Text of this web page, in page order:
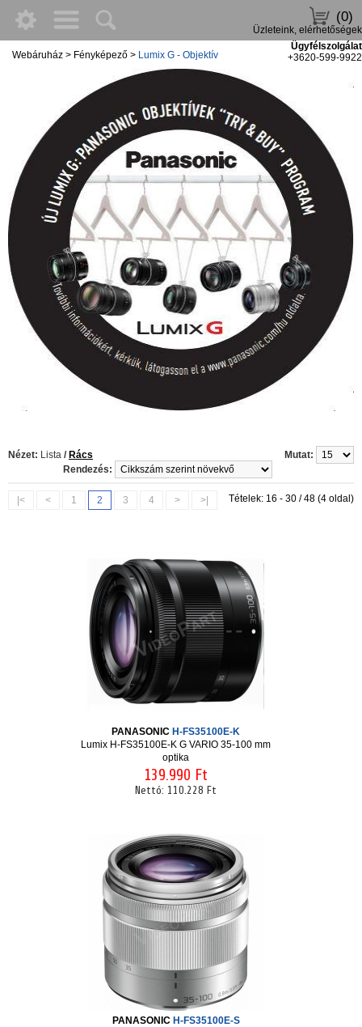
(0)
Üzleteink, elérhetőségek
Ügyfélszolgálat
+3620-599-9922
Webáruház > Fényképező > Lumix G - Objektív
Nézet: Lista / Rács
Mutat:
Rendezés:
|< < 1 2 3 4 > >| Tételek: 16 - 30 / 48 (4 oldal)
PANASONIC H-FS35100E-K
Lumix H-FS35100E-K G VARIO 35-100 mm
optika
139.990 Ft
Nettó: 110.228 Ft
PANASONIC H-FS35100E-S